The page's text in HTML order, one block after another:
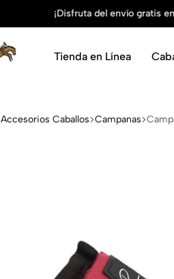
Tienda en Línea
Accesorios Caballos Campanas